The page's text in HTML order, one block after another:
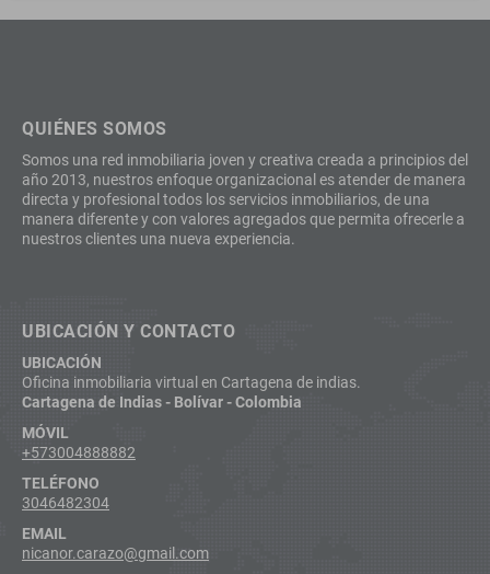
QUIÉNES SOMOS
Somos una red inmobiliaria joven y creativa creada a principios del
año 2013, nuestros enfoque organizacional es atender de manera
directa y profesional todos los servicios inmobiliarios, de una
manera diferente y con valores agregados que permita ofrecerle a
nuestros clientes una nueva experiencia.
UBICACIÓN Y CONTACTO
UBICACIÓN
Oficina inmobiliaria virtual en Cartagena de indias.
Cartagena de Indias - Bolívar - Colombia
MÓVIL
+573004888882
TELÉFONO
3046482304
EMAIL
nicanor.carazo@gmail.com